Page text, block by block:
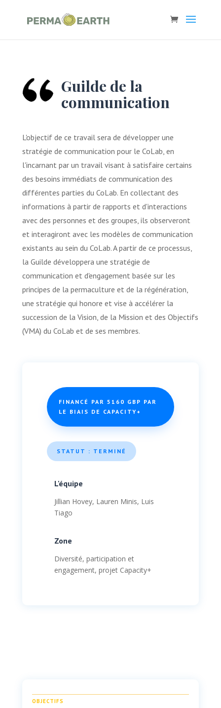
Guilde de la
communication
L'objectif de ce travail sera de développer une
stratégie de communication pour le CoLab, en
l'incarnant par un travail visant à satisfaire certains
des besoins immédiats de communication des
différentes parties du CoLab. En collectant des
informations à partir de rapports et d'interactions
avec des personnes et des groupes, ils observeront
et interagiront avec les modèles de communication
existants au sein du CoLab. A partir de ce processus,
la Guilde développera une stratégie de
communication et d'engagement basée sur les
principes de la permaculture et de la régénération,
une stratégie qui honore et vise à accélérer la
succession de la Vision, de la Mission et des Objectifs
(VMA) du CoLab et de ses membres.
FINANCÉ PAR 5160 GBP PAR
LE BIAIS DE CAPACITY+
STATUT : TERMINÉ
L'équipe
Jillian Hovey, Lauren Minis, Luis
Tiago
Zone
Diversité, participation et
engagement, projet Capacity+
OBJECTIFS